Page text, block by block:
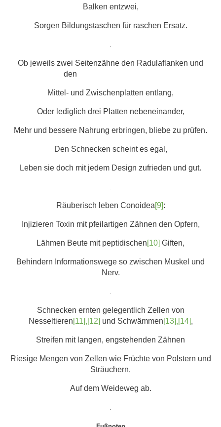
Balken entzwei,
Sorgen Bildungstaschen für raschen Ersatz.
Ob jeweils zwei Seitenzähne den Radulaflanken und
den
Mittel- und Zwischenplatten entlang,
Oder lediglich drei Platten nebeneinander,
Mehr und bessere Nahrung erbringen, bliebe zu prüfen.
Den Schnecken scheint es egal,
Leben sie doch mit jedem Design zufrieden und gut.
Räuberisch leben Conoidea[9]:
Injizieren Toxin mit pfeilartigen Zähnen den Opfern,
Lähmen Beute mit peptidischen[10] Giften,
Behindern Informationswege so zwischen Muskel und
Nerv.
Schnecken ernten gelegentlich Zellen von
Nesseltieren[11],[12] und Schwämmen[13],[14],
Streifen mit langen, engstehenden Zähnen
Riesige Mengen von Zellen wie Früchte von Polstern und
Sträuchern,
Auf dem Weideweg ab.